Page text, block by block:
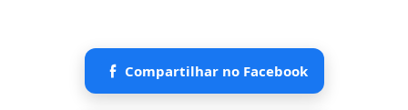
Compartilhar no Facebook